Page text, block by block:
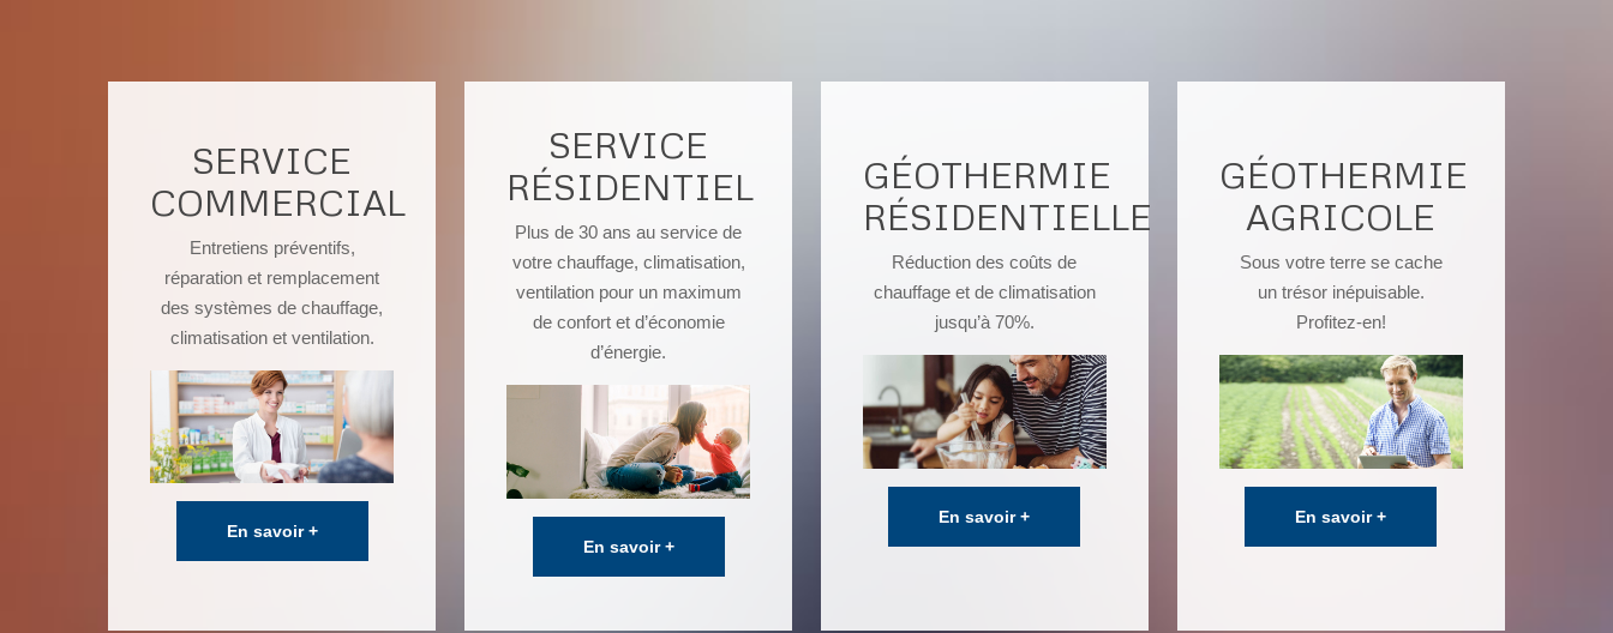
SERVICE
COMMERCIAL
Entretiens préventifs,
réparation et remplacement
des systèmes de chauffage,
climatisation et ventilation.
En savoir +
SERVICE
RÉSIDENTIEL
Plus de 30 ans au service de
votre chauffage, climatisation,
ventilation pour un maximum
de confort et d’économie
d’énergie.
En savoir +
GÉOTHERMIE
RÉSIDENTIELLE
Réduction des coûts de
chauffage et de climatisation
jusqu’à 70%.
En savoir +
GÉOTHERMIE
AGRICOLE
Sous votre terre se cache
un trésor inépuisable.
Profitez-en!
En savoir +